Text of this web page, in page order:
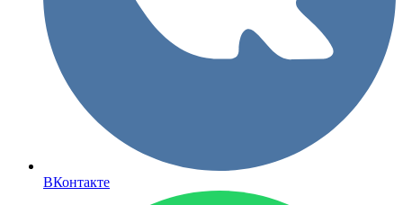
ВКонтакте